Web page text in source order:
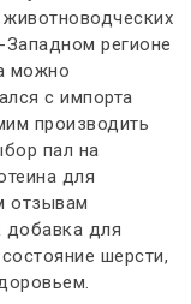
Западном регионе
можно
с импорта
производить
пал на
для
отзывам
добавка для
шерсти,